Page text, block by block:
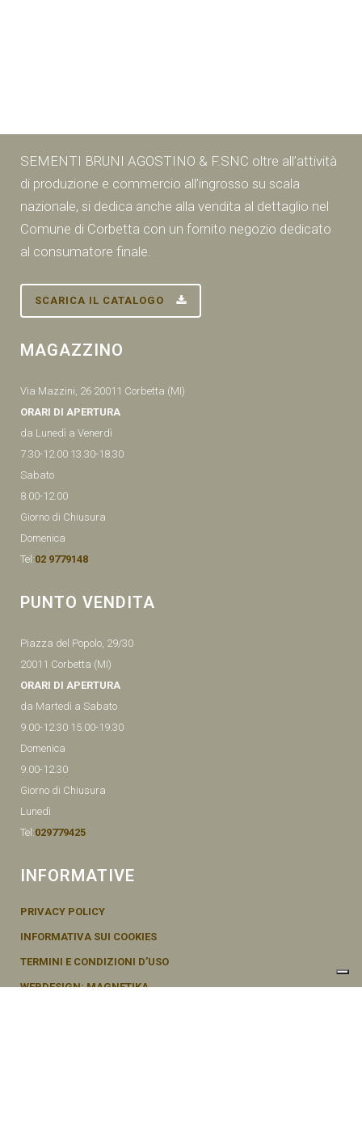
SEMENTI BRUNI AGOSTINO & F.SNC oltre all’attività
di produzione e commercio all’ingrosso su scala
nazionale, si dedica anche alla vendita al dettaglio nel
Comune di Corbetta con un fornito negozio dedicato
al consumatore finale.
SCARICA IL CATALOGO
MAGAZZINO
Via Mazzini, 26 20011 Corbetta (MI)
ORARI DI APERTURA
da Lunedì a Venerdì
7.30-12.00 13.30-18.30
Sabato
8.00-12.00
Giorno di Chiusura
Domenica
Tel:02 9779148
PUNTO VENDITA
Piazza del Popolo, 29/30
20011 Corbetta (MI)
ORARI DI APERTURA
da Martedì a Sabato
9.00-12.30 15.00-19.30
Domenica
9.00-12.30
Giorno di Chiusura
Lunedì
Tel:029779425
INFORMATIVE
PRIVACY POLICY
INFORMATIVA SUI COOKIES
TERMINI E CONDIZIONI D’USO
WEBDESIGN: MAGNETIKA